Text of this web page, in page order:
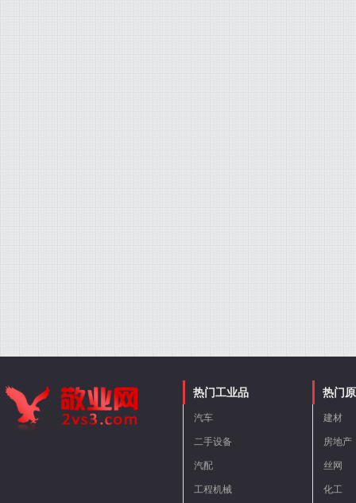
热门工业品
汽车
二手设备
汽配
工程机械
热门
建材
房地产
丝网
化工